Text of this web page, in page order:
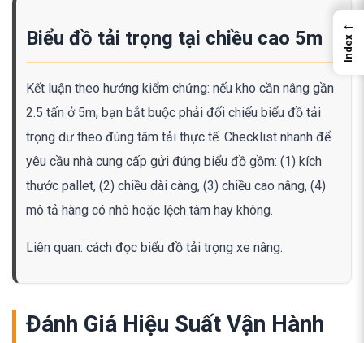
Biểu đồ tải trọng tại chiều cao 5m
Kết luận theo hướng kiểm chứng: nếu kho cần nâng gần
2.5 tấn ở 5m, bạn bắt buộc phải đối chiếu biểu đồ tải
trọng dư theo đúng tâm tải thực tế. Checklist nhanh để
yêu cầu nhà cung cấp gửi đúng biểu đồ gồm: (1) kích
thước pallet, (2) chiều dài càng, (3) chiều cao nâng, (4)
mô tả hàng có nhô hoặc lệch tâm hay không.
Liên quan: cách đọc biểu đồ tải trọng xe nâng.
Đánh Giá Hiệu Suất Vận Hành
←
Index